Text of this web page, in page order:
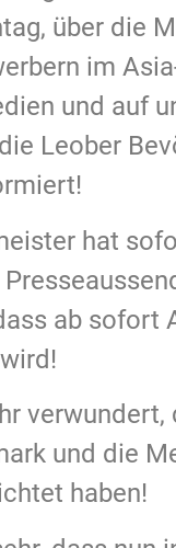
über die
im
und auf
Leober
hat
ab sofort
verwundert,
und die
haben!